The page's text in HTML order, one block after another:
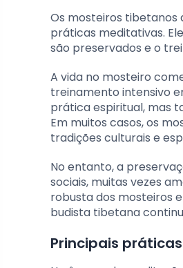
Os mosteiros tibetanos
práticas meditativas.
são preservados e o
A vida no mosteiro
treinamento intensivo
prática espiritual, mas
Em muitos casos, os
tradições culturais e
No entanto, a
sociais, muitas vezes
robusta dos mosteiros
budista tibetana
Principais